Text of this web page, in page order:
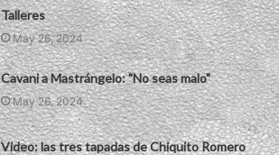
Talleres
May 26, 2024
Cavani a Mastrángelo: "No seas malo"
May 26, 2024
Video: las tres tapadas de Chiquito Romero